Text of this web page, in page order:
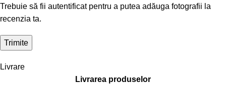
Trebuie să fii autentificat pentru a putea adăuga fotografii la
recenzia ta.
Livrare
Livrarea produselor